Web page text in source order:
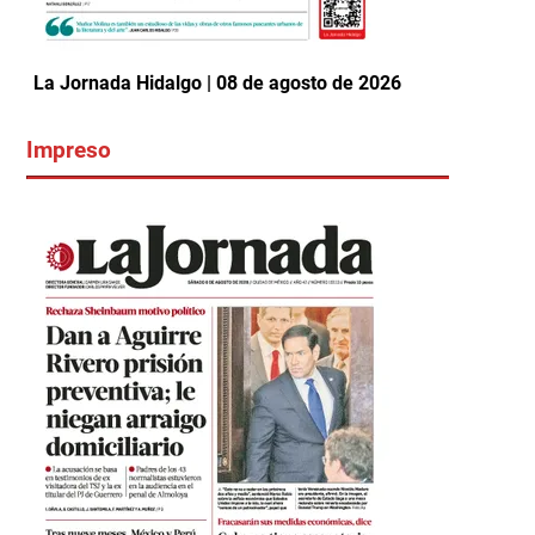
La Jornada Hidalgo | 08 de agosto de 2026
Impreso